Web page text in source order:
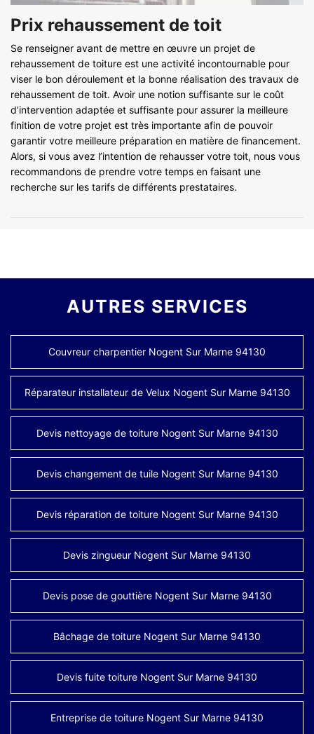
Prix rehaussement de toit
Se renseigner avant de mettre en œuvre un projet de
rehaussement de toiture est une activité incontournable pour
viser le bon déroulement et la bonne réalisation des travaux de
rehaussement de toit. Avoir une notion suffisante sur le coût
d’intervention adaptée et suffisante pour assurer la meilleure
finition de votre projet est très importante afin de pouvoir
garantir votre meilleure préparation en matière de financement.
Alors, si vous avez l’intention de rehausser votre toit, nous vous
recommandons de prendre votre temps en faisant une
recherche sur les tarifs de différents prestataires.
AUTRES SERVICES
Couvreur charpentier Nogent Sur Marne 94130
Réparateur installateur de Velux Nogent Sur Marne 94130
Devis nettoyage de toiture Nogent Sur Marne 94130
Devis changement de tuile Nogent Sur Marne 94130
Devis réparation de toiture Nogent Sur Marne 94130
Devis zingueur Nogent Sur Marne 94130
Devis pose de gouttière Nogent Sur Marne 94130
Bâchage de toiture Nogent Sur Marne 94130
Devis fuite toiture Nogent Sur Marne 94130
Entreprise de toiture Nogent Sur Marne 94130